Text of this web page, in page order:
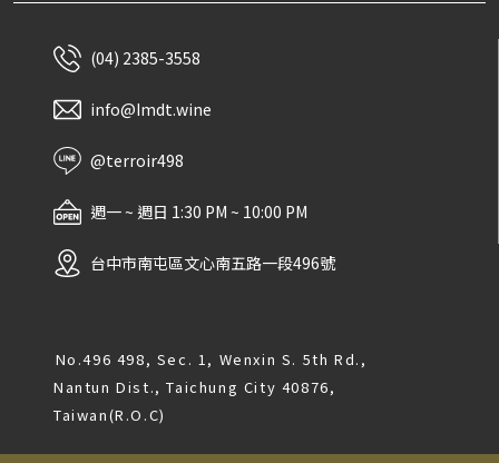
(04) 2385-3558
info@Imdt.wine
@terroir498
週一 ~ 週日 1:30 PM ~ 10:00 PM
台中市南屯區文心南五路一段496號
No.496 498, Sec. 1, Wenxin S. 5th Rd.,
Nantun Dist., Taichung City 40876,
Taiwan(R.O.C)